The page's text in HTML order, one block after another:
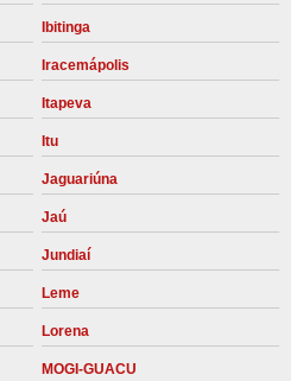
Ibitinga
Iracemápolis
Itapeva
Itu
Jaguariúna
Jaú
Jundiaí
Leme
Lorena
MOGI-GUACU